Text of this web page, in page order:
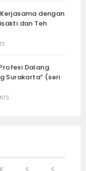
dengan
dan Teh
Dalang
Surakarta” (seri